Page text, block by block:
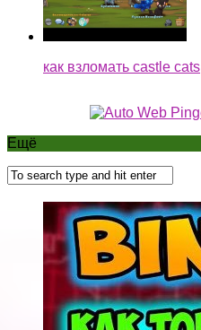
как взломать castle cats
Ещё